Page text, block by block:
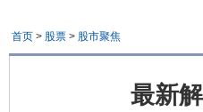
首页> 股票> 股市聚焦
最新